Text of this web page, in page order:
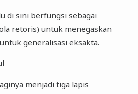
di sini berfungsi sebagai
retoris) untuk menegaskan
generalisasi eksakta.
menjadi tiga lapis